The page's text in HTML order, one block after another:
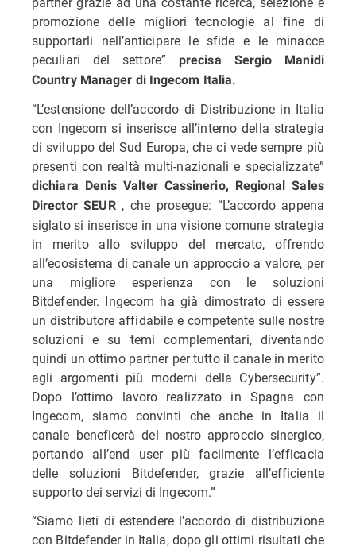
promozione delle migliori tecnologie al fine di
supportarli nell’anticipare le sfide e le minacce
peculiari del settore” precisa Sergio Manidi
Country Manager di Ingecom Italia.
“L’estensione dell’accordo di Distribuzione in Italia
con Ingecom si inserisce all’interno della strategia
di sviluppo del Sud Europa, che ci vede sempre più
presenti con realtà multi-nazionali e specializzate”
dichiara Denis Valter Cassinerio, Regional Sales
Director SEUR, che prosegue: “L’accordo appena
siglato si inserisce in una visione comune strategia
in merito allo sviluppo del mercato, offrendo
all’ecosistema di canale un approccio a valore, per
una migliore esperienza con le soluzioni
Bitdefender. Ingecom ha già dimostrato di essere
un distributore affidabile e competente sulle nostre
soluzioni e su temi complementari, diventando
quindi un ottimo partner per tutto il canale in merito
agli argomenti più moderni della Cybersecurity”.
Dopo l’ottimo lavoro realizzato in Spagna con
Ingecom, siamo convinti che anche in Italia il
canale beneficerà del nostro approccio sinergico,
portando all’end user più facilmente l’efficacia
delle soluzioni Bitdefender, grazie all’efficiente
supporto dei servizi di Ingecom.”
“Siamo lieti di estendere l'accordo di distribuzione
con Bitdefender in Italia, dopo gli ottimi risultati che